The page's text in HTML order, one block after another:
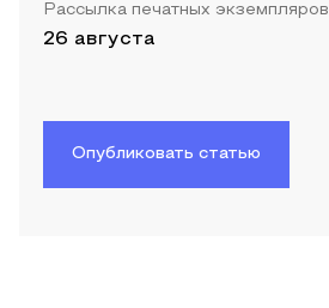
Рассылка печатных экземпляров
26 августа
Опубликовать статью